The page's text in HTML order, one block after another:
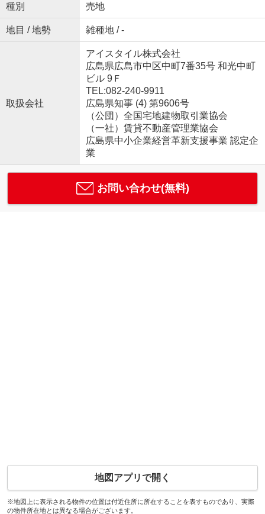
種別 売地
地目 / 地勢 雑種地 / -
取扱会社
アイスタイル株式会社
広島県広島市中区中町7番35号 和光中町
ビル 9Ｆ
TEL:082-240-9911
広島県知事 (4) 第9606号
（公団）全国宅地建物取引業協会
（一社）賃貸不動産管理業協会
広島県中小企業経営革新支援事業 認定企
業
お問い合わせ(無料)
地図アプリで開く
※地図上に表示される物件の位置は付近住所に所在することを表すものであり、実際
の物件所在地とは異なる場合がございます。